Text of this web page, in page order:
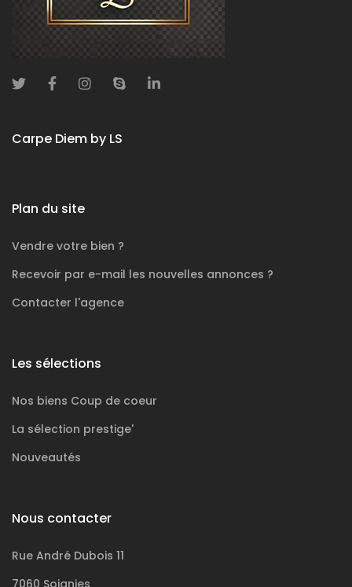
Carpe Diem by LS
Plan du site
Vendre votre bien ?
Recevoir par e-mail les nouvelles annonces ?
Contacter l'agence
Les sélections
Nos biens Coup de coeur
La sélection prestige'
Nouveautés
Nous contacter
Rue André Dubois 11